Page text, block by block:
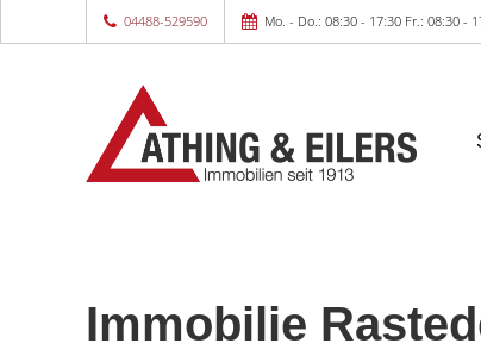
04488-529590 Mo. - Do.: 08:30 - 17:30 Fr.: 08:30 -
Immobilie